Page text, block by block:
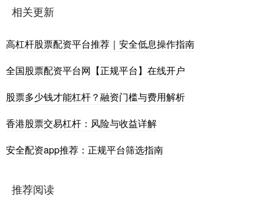
相关更新
高杠杆股票配资平台推荐｜安全低息操作指南
全国股票配资平台网【正规平台】在线开户
股票多少钱才能杠杆？融资门槛与费用解析
香港股票交易杠杆：风险与收益详解
安全配资app推荐：正规平台筛选指南
推荐阅读